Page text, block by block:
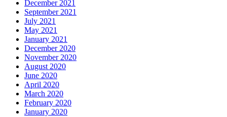
December 2021
September 2021
July 2021
May 2021
January 2021
December 2020
November 2020
August 2020
June 2020
April 2020
March 2020
February 2020
January 2020